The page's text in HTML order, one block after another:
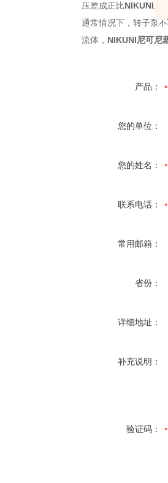
压差成正比NIKUNI尼
通常情况下，转子泵
流体， NIKUNI尼可尼
产品：
您的单位：
您的姓名：
联系电话：
常用邮箱：
省份：
详细地址：
补充说明：
验证码：